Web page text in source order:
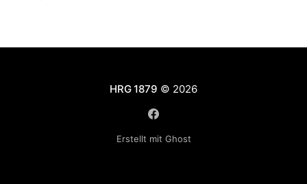
Starterinnen und Starter gefragt!! Gemeldet werden
HRG 1879 © 2026
Erstellt mit Ghost